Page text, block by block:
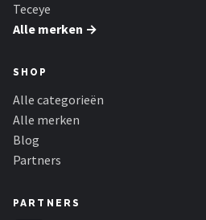
Teceye
Alle merken →
SHOP
Alle categorieën
Alle merken
Blog
Partners
PARTNERS